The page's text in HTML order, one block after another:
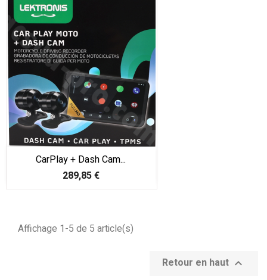
CarPlay + Dash Cam...
Prix
289,85 €
Affichage 1-5 de 5 article(s)
Retour en haut 